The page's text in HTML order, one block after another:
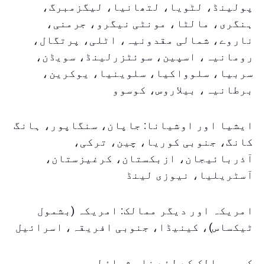
پولینڈ، لٹویا، لتھانیا، لیگزمبرگ،
ہنگری، مالٹا، مونٹی نیگرو، جرمنی،
ناروے، شمالی مقدونیہ، اٹلی، پرتگال،
رومانیہ، اسپین، سوئٹزرلینڈ، سویڈن،
سربیا، سلوواکیا، سلوینیا، یوکرین،
برطانیہ، بیلاروس، کوسوو
ایشیا اور اوشیانا: جاپان، سنگاپور، ہانگ
کانگ، جنوبی کوریا، چین، ترکی،
آذربائیجان، ازبکستان، کرغیزستان،
آسٹریلیا، نیوزی لینڈ
امریکہ اور دیگر ممالک: امریکہ (بشمول
ٹیکساس)، کینیڈا، جنوبی افریقہ، اسرائیل